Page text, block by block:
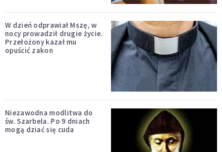
W dzień odprawiał Mszę, w
nocy prowadził drugie życie.
Przełożony kazał mu
opuścić zakon
Niezawodna modlitwa do
św. Szarbela. Po 9 dniach
mogą dziać się cuda